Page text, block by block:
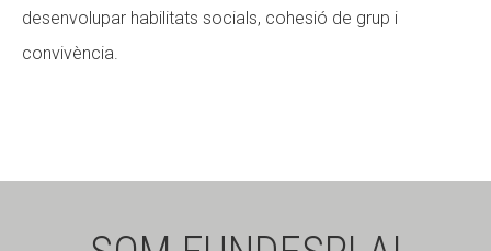
desenvolupar habilitats socials, cohesió de grup i
convivència.